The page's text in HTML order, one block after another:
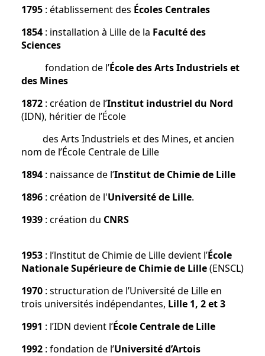
1795 : établissement des Écoles Centrales
1854 : installation à Lille de la Faculté des
Sciences
fondation de l’École des Arts Industriels et
des Mines
1872 : création de l’Institut industriel du Nord
(IDN), héritier de l’École
des Arts Industriels et des Mines, et ancien
nom de l’École Centrale de Lille
1894 : naissance de l’Institut de Chimie de Lille
1896 : création de l'Université de Lille.
1939 : création du CNRS
1953 : l’lnstitut de Chimie de Lille devient l’École
Nationale Supérieure de Chimie de Lille(ENSCL)
1970 : structuration de l’Université de Lille en
trois universités indépendantes, Lille 1, 2 et 3
1991 : l’IDN devient l’École Centrale de Lille
1992 : fondation de l’Université d’Artois